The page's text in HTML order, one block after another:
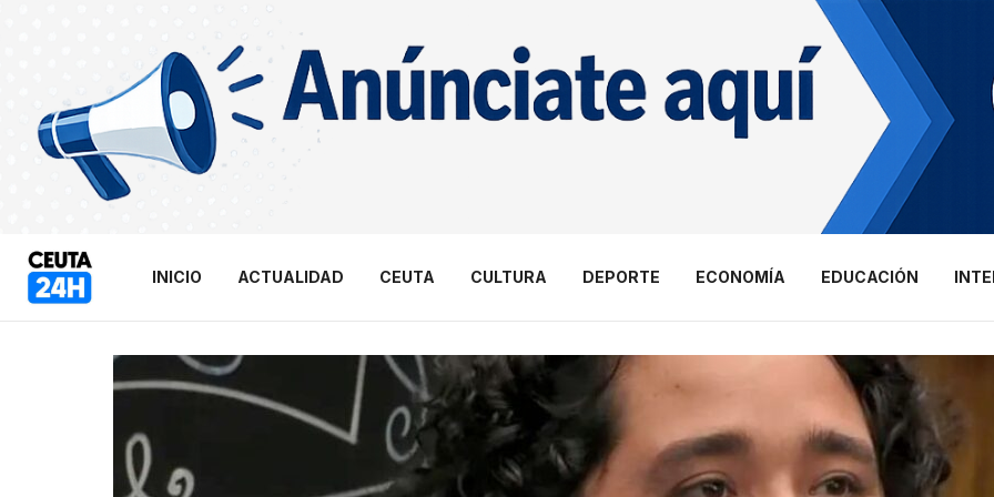
INICIO ACTUALIDAD CEUTA CULTURA DEPORTE ECONOMÍA EDUCACIÓN